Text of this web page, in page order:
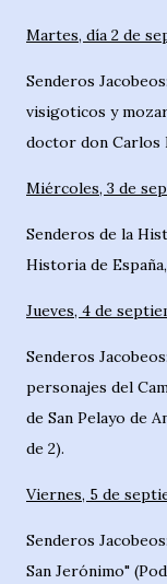
Martes, día 2 de
Senderos
visigoticos y
doctor don Carlos
Miércoles, 3 de
Senderos de la
Historia de
Jueves, 4 de
Senderos
personajes del
de San Pelayo de
de 2).
Viernes, 5 de
Senderos
San Jerónimo"